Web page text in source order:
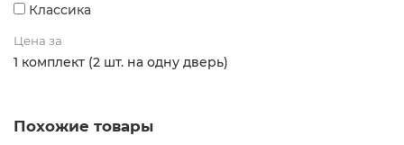
Классика
Цена за
1 комплект (2 шт. на одну дверь)
Похожие товары